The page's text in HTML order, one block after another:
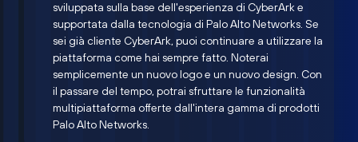
sviluppata sulla base dell'esperienza di CyberArk e
supportata dalla tecnologia di Palo Alto Networks. Se
sei già cliente CyberArk, puoi continuare a utilizzare la
piattaforma come hai sempre fatto. Noterai
semplicemente un nuovo logo e un nuovo design. Con
il passare del tempo, potrai sfruttare le funzionalità
multipiattaforma offerte dall'intera gamma di prodotti
Palo Alto Networks.